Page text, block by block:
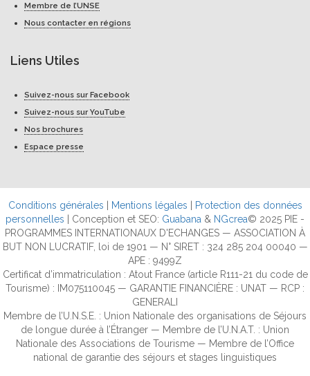
Membre de l’UNSE
Nous contacter en régions
Liens Utiles
Suivez-nous sur Facebook
Suivez-nous sur YouTube
Nos brochures
Espace presse
Conditions générales Mentions légales
Protection des données
personnelles | Conception et SEO: Guabana & NGcrea© 2025 PIE -
PROGRAMMES INTERNATIONAUX D'ECHANGES — ASSOCIATION À
BUT NON LUCRATIF, loi de 1901 — N° SIRET : 324 285 204 00040 —
APE : 9499Z
Certificat d’immatriculation : Atout France (article R111-21 du code de
Tourisme) : IM075110045 — GARANTIE FINANCIÈRE : UNAT — RCP :
GENERALI
Membre de l’U.N.S.E. : Union Nationale des organisations de Séjours
de longue durée à l’Étranger — Membre de l’U.N.A.T. : Union
Nationale des Associations de Tourisme — Membre de l’Office
national de garantie des séjours et stages linguistiques